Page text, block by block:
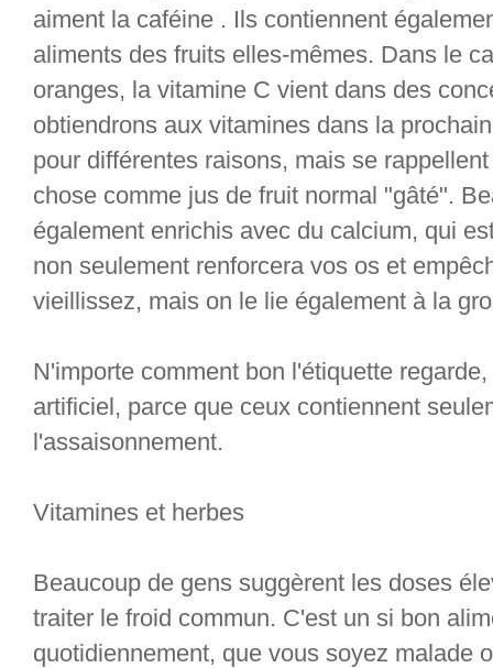
aiment la caféine . Ils contiennent
aliments des fruits elles-mêmes. Dans le
oranges, la vitamine C vient dans des
obtiendrons aux vitamines dans la
pour différentes raisons, mais se
chose comme jus de fruit normal "gâté".
également enrichis avec du calcium, qui
non seulement renforcera vos os et
vieillissez, mais on le lie également à la
N'importe comment bon l'étiquette
artificiel, parce que ceux contiennent
l'assaisonnement.
Vitamines et herbes
Beaucoup de gens suggèrent les doses
traiter le froid commun. C'est un si bon
quotidiennement, que vous soyez malade